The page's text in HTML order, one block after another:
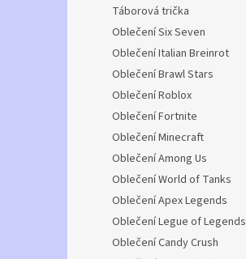
Táborová trička
Oblečení Six Seven
Oblečení Italian Breinrot
Oblečení Brawl Stars
Oblečení Roblox
Oblečení Fortnite
Oblečení Minecraft
Oblečení Among Us
Oblečení World of Tanks
Oblečení Apex Legends
Oblečení Legue of Legends
Oblečení Candy Crush